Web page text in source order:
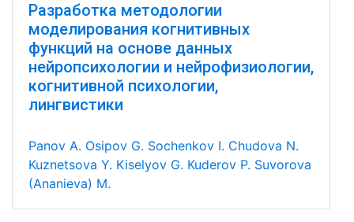
Разработка методологии
моделирования когнитивных
функций на основе данных
нейропсихологии и нейрофизиологии,
когнитивной психологии,
лингвистики
Panov A. Osipov G. Sochenkov I. Chudova N.
Kuznetsova Y. Kiselyov G. Kuderov P. Suvorova
(Ananieva) M.